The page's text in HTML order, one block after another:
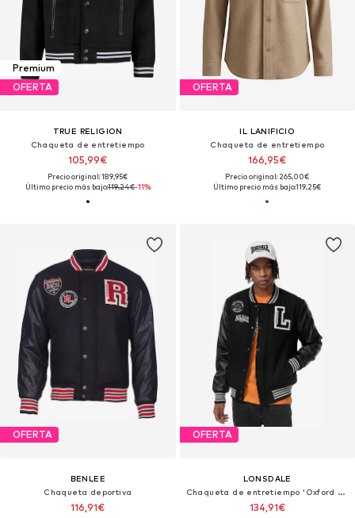
Premium
OFERTA
TRUE RELIGION
Chaqueta de entretiempo
105,99€
Precio original: 189,95€
Último precio más bajo:119,24€-11%
OFERTA
IL LANIFICIO
Chaqueta de entretiempo
166,95€
Precio original: 265,00€
Último precio más bajo:119,25€
OFERTA
BENLEE
Chaqueta deportiva
116,91€
OFERTA
LONSDALE
Chaqueta de entretiempo 'Oxford All Season'
134,91€